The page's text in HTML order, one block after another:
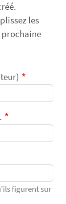
les
prochaine
figurent sur